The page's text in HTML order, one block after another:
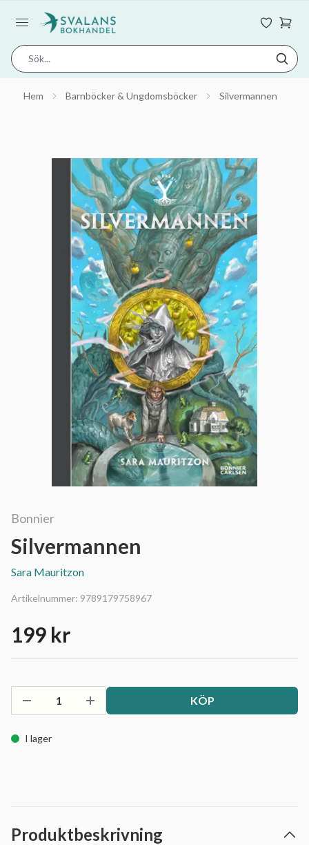
Hem Barnböcker & Ungdomsböcker Silvermannen
Bonnier
Silvermannen
Sara Mauritzon
Artikelnummer: 9789179758967
199 kr
KÖP
I lager
Produktbeskrivning